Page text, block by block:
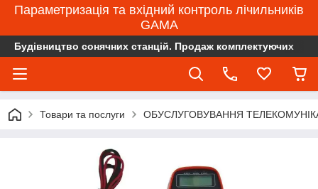
Параметризація та вхідний контроль лічильників
GAMA
Будівництво сонячних станцій. Продаж комплектуючих
Товари та послуги ОБУСЛУГОВУВАННЯ